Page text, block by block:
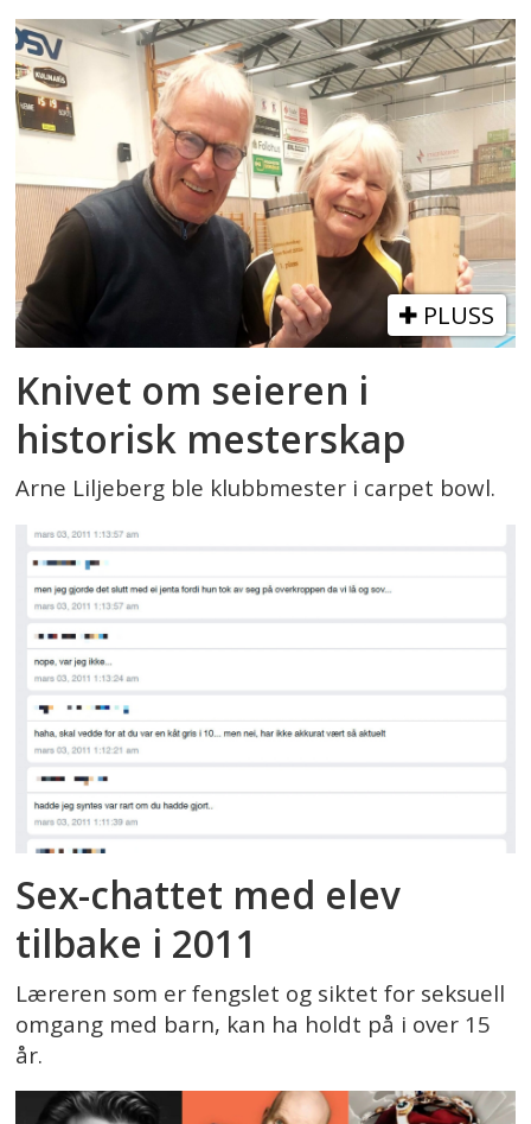
PLUSS
Knivet om seieren i
historisk mesterskap
Arne Liljeberg ble klubbmester i carpet bowl.
Sex-chattet med elev
tilbake i 2011
Læreren som er fengslet og siktet for seksuell
omgang med barn, kan ha holdt på i over 15
år.